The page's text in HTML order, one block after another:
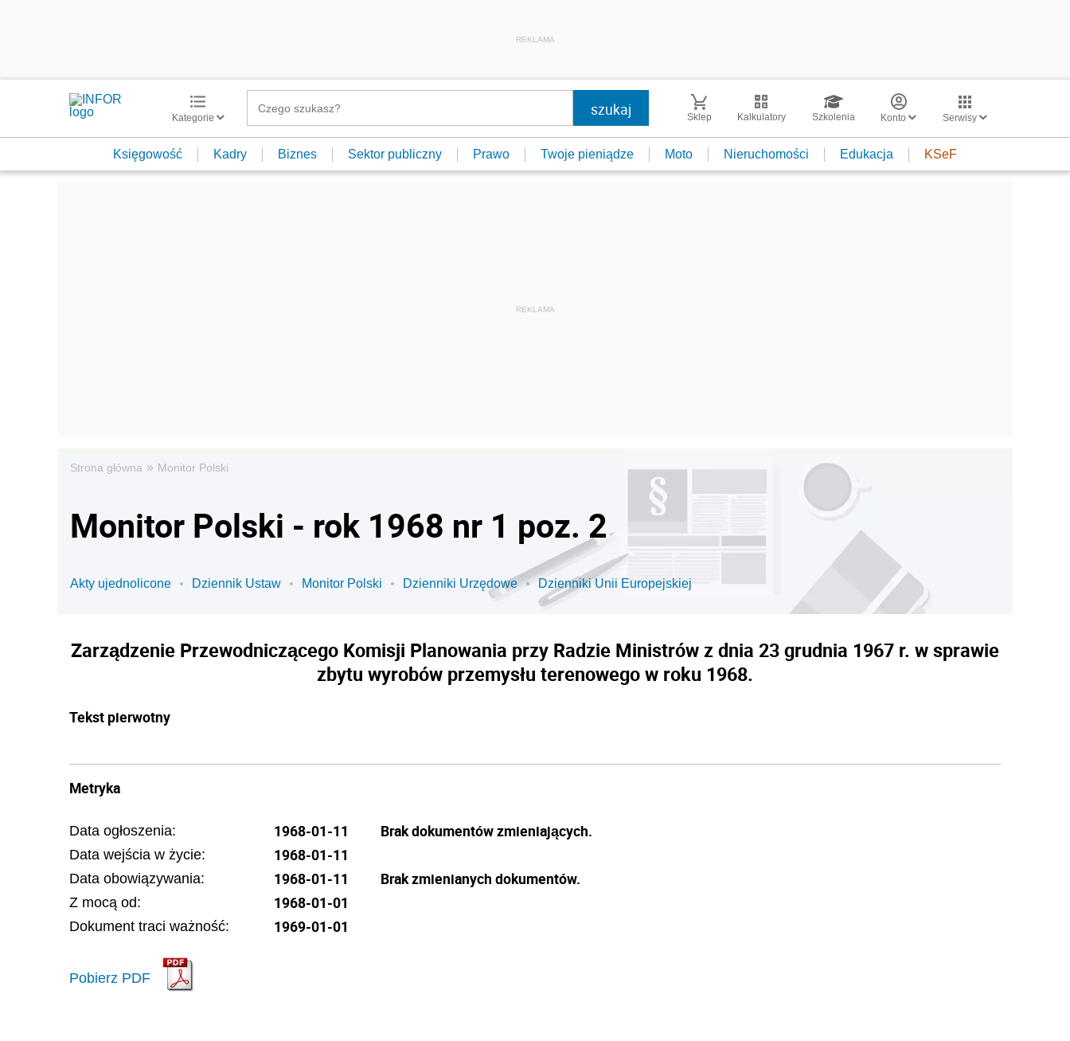
REKLAMA
Kategorie Sklep Kalkulatory Szkolenia Konto Serwisy
Księgowość Kadry Biznes Sektor publiczny Prawo Twoje pieniądze Moto Nieruchomości Edukacja KSeF
Strona główna » Monitor Polski
Monitor Polski - rok 1968 nr 1 poz. 2
Akty ujednolicone Dziennik Ustaw Monitor Polski Dzienniki Urzędowe Dzienniki Unii Europejskiej
Zarządzenie Przewodniczącego Komisji Planowania przy Radzie Ministrów z dnia 23 grudnia 1967 r. w sprawie
zbytu wyrobów przemysłu terenowego w roku 1968.
Tekst pierwotny
Metryka
Data ogłoszenia: 1968-01-11
Data wejścia w życie: 1968-01-11
Data obowiązywania: 1968-01-11
Z mocą od: 1968-01-01
Dokument traci ważność: 1969-01-01
Pobierz PDF
Brak dokumentów zmieniających.
Brak zmienianych dokumentów.